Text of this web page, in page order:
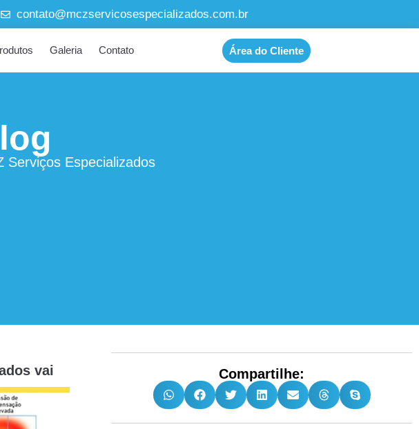
contato@mczservicosespecializados.com.br
Galeria Contato Área do Cliente
Serviços Especializados
vai
Compartilhe: